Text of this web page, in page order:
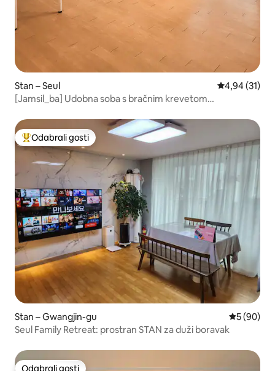
Stan – Seul Prosječna
4,94 (31)
[Jamsil_ba] Udobna soba s bračnim krevetom
Među najviše rangiranima s oznakom „Odabrali gosti”
Odabrali gosti
Stan – Gwangjin-gu Prosječna
5 (90)
Seul Family Retreat: prostran STAN za duži boravak
Odabrali gosti